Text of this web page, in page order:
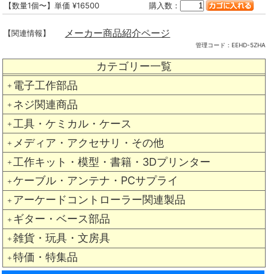
カテゴリー一覧
＋ 電子工作部品
＋ ネジ関連商品
＋ 工具・ケミカル・ケース
＋ メディア・アクセサリ・その他
＋ 工作キット・模型・書籍・3Dプリンター
＋ ケーブル・アンテナ・PCサプライ
＋ アーケードコントローラー関連製品
＋ ギター・ベース部品
＋ 雑貨・玩具・文房具
＋ 特価・特集品
【数量1個〜】単価 ¥16500 購入数：
【関連情報】 メーカー商品紹介ページ
管理コード： EEHD-5ZHA